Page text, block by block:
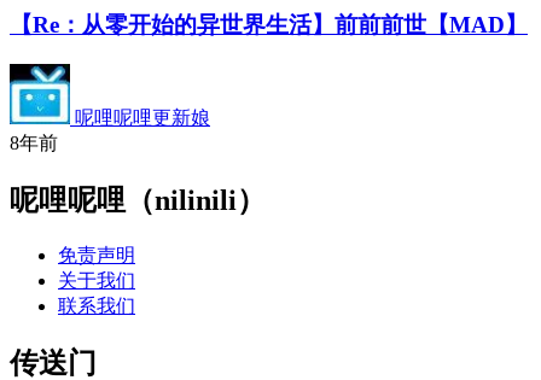
【Re：从零开始的异世界生活】前前前世【MAD】
呢哩呢哩更新娘
8年前
呢哩呢哩（nilinili）
免责声明
关于我们
联系我们
传送门